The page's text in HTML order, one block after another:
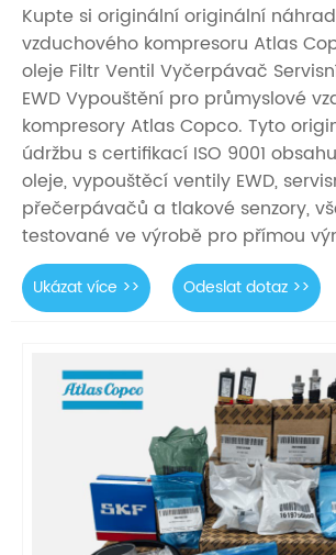
Kupte si originální originální
vzduchového kompresoru Atlas
oleje Filtr Ventil Vyčerpávač
EWD Vypouštění pro průmyslové
kompresory Atlas Copco. Tyto
údržbu s certifikací ISO 9001
oleje, vypouštěcí ventily EWD,
přečerpávačů a tlakové senzory,
testované ve výrobě pro přímou
Ukázat více >> Odeslat dotaz >>